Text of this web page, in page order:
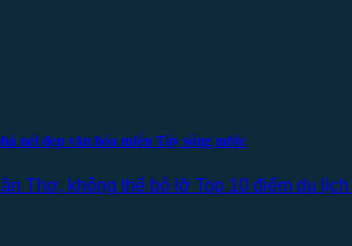
nét đẹp văn hóa miền Tây sông nước
Thơ, không thể bỏ lỡ Top 10 điểm du